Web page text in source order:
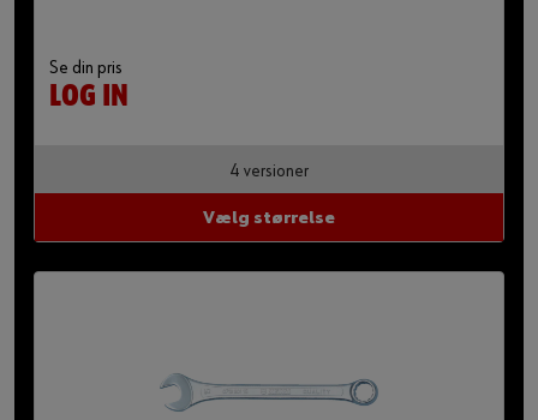
Se din pris
LOG IN
4 versioner
Vælg størrelse